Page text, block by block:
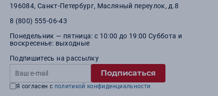
196084, Санкт-Петербург, Масляный переулок, д.8
8 (800) 555-06-43
Понедельник — пятница: с 10:00 до 19:00 Суббота и
воскресенье: выходные
Подпишитесь на рассылку
Подписаться
Я согласен с политикой конфиденциальности